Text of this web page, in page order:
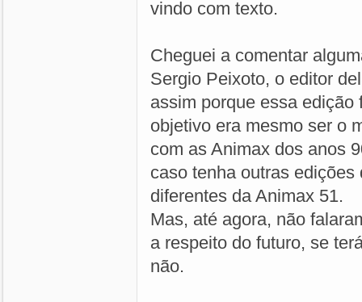
vindo com texto.
Cheguei a comentar
Sergio Peixoto, o editor
assim porque essa edição
objetivo era mesmo ser o
com as Animax dos anos
caso tenha outras
diferentes da Animax 51.
Mas, até agora, não
a respeito do futuro, se
não.